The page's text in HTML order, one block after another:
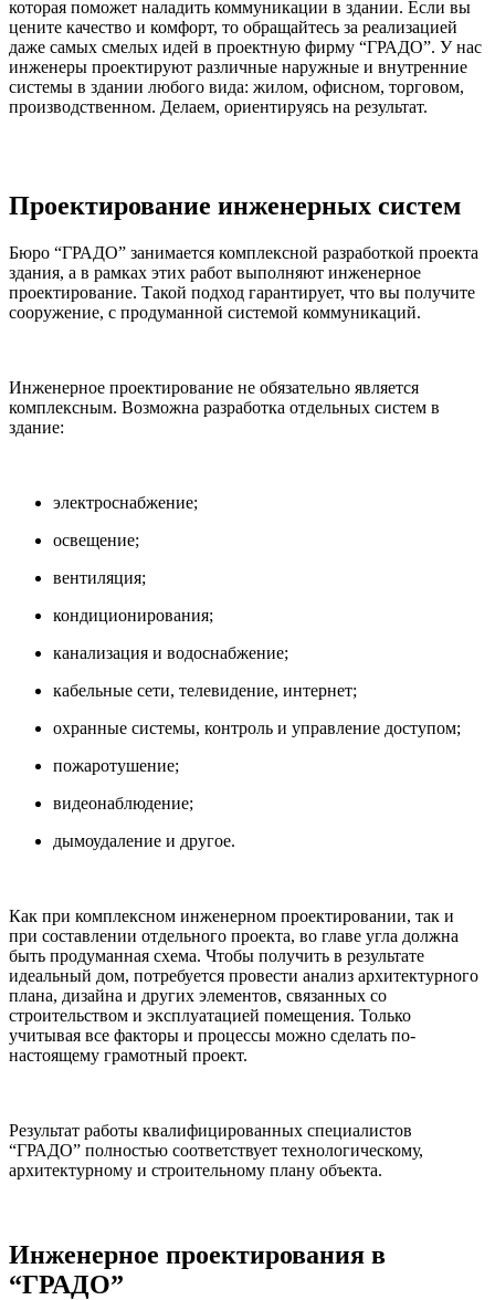
которая поможет наладить коммуникации в здании. Если вы
цените качество и комфорт, то обращайтесь за реализацией
даже самых смелых идей в проектную фирму “ГРАДО”. У нас
инженеры проектируют различные наружные и внутренние
системы в здании любого вида: жилом, офисном, торговом,
производственном. Делаем, ориентируясь на результат.
Проектирование инженерных систем
Бюро “ГРАДО” занимается комплексной разработкой проекта
здания, а в рамках этих работ выполняют инженерное
проектирование. Такой подход гарантирует, что вы получите
сооружение, с продуманной системой коммуникаций.
Инженерное проектирование не обязательно является
комплексным. Возможна разработка отдельных систем в
здание:
электроснабжение;
освещение;
вентиляция;
кондиционирования;
канализация и водоснабжение;
кабельные сети, телевидение, интернет;
охранные системы, контроль и управление доступом;
пожаротушение;
видеонаблюдение;
дымоудаление и другое.
Как при комплексном инженерном проектировании, так и
при составлении отдельного проекта, во главе угла должна
быть продуманная схема. Чтобы получить в результате
идеальный дом, потребуется провести анализ архитектурного
плана, дизайна и других элементов, связанных со
строительством и эксплуатацией помещения. Только
учитывая все факторы и процессы можно сделать по-
настоящему грамотный проект.
Результат работы квалифицированных специалистов
“ГРАДО” полностью соответствует технологическому,
архитектурному и строительному плану объекта.
Инженерное проектирования в
“ГРАДО”